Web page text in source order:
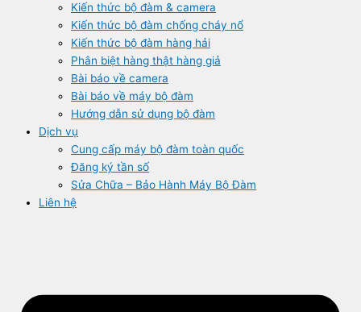
Kiến thức bộ đàm & camera
Kiến thức bộ đàm chống cháy nổ
Kiến thức bộ đàm hàng hải
Phân biệt hàng thật hàng giả
Bài báo về camera
Bài báo về máy bộ đàm
Hướng dẫn sử dụng bộ đàm
Dịch vụ
Cung cấp máy bộ đàm toàn quốc
Đăng ký tần số
Sửa Chữa – Bảo Hành Máy Bộ Đàm
Liên hệ